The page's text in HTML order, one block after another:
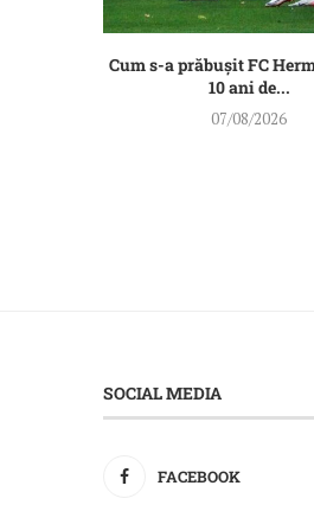
Cum s-a prăbușit FC
10 ani de...
07/08/2026
SOCIAL MEDIA
FACEBOOK